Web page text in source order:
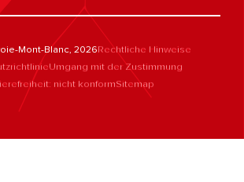
Mont-Blanc, 2026Rechtliche Hinweise
Umgang mit der Zustimmung
nicht konformSitemap